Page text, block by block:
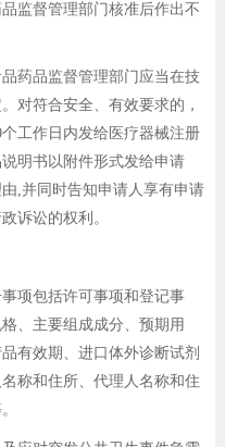
监督管理部门核准后作出不
药品监督管理部门应当在技
对符合安全、有效要求的，
工作日内发给医疗器械注册
明书以附件形式发给申请
,并同时告知申请人享有申请
诉讼的权利。
项包括许可事项和登记事
、主要组成成分、预期用
有效期、进口体外诊断试剂
称和住所、代理人名称和住